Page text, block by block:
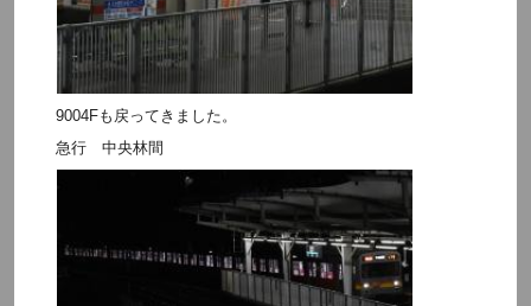
9004Fも戻ってきました。
急行 中央林間